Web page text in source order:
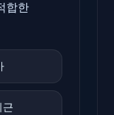
합한
근